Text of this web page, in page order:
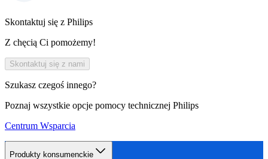
Skontaktuj się z Philips
Z chęcią Ci pomożemy!
Skontaktuj się z nami
Szukasz czegoś innego?
Poznaj wszystkie opcje pomocy technicznej Philips
Centrum Wsparcia
Produkty konsumenckie